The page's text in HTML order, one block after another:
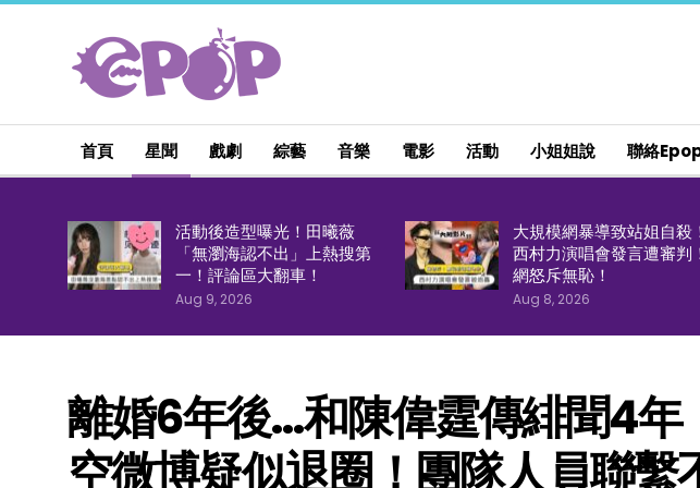
首頁 星聞 戲劇 綜藝 音樂 電影 活動 小姐姐說 聯絡
活動後造型曝光！田曦薇
「無瀏海認不出」上熱搜第
一！評論區大翻車！
Aug 9, 2026
大規模網暴導致站姐自殺
西村力演唱會發言遭審判
網怒斥無恥！
Aug 8, 2026
離婚6年後…和陳偉霆傳緋聞4年
空微博疑似退圈！團隊人員聯繫